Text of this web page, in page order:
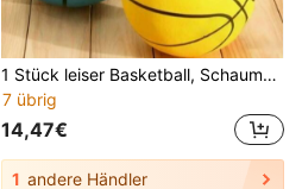
1 Stück leiser Basketball, Schaumstoff Basketball, Trainingsball für Innenbereich, geeignet für verschiedene Aktivitäten in Innenräumen, als Geschenk zu Thanksgiving, Weihnachten und Halloween
7 übrig
14,47€
1 andere Händler